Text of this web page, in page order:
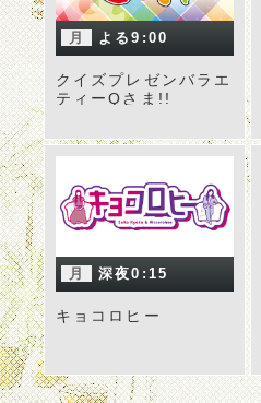
月 よる9:00
クイズプレゼンバラエ
ティーQさま!!
月 深夜0:15
キョコロヒー